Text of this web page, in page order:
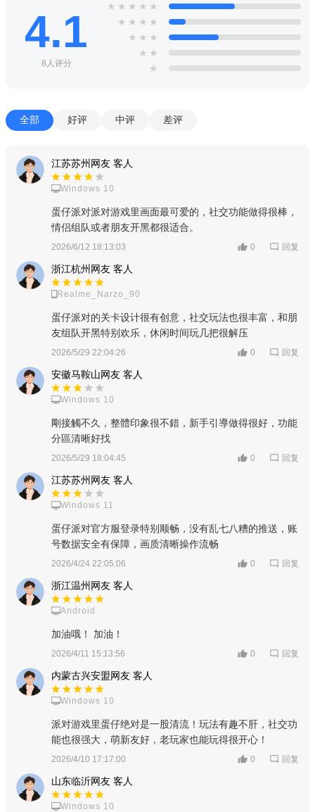
4.1
8人评分
★ ★ ★ ★ ★
★ ★ ★ ★
★ ★ ★
★ ★
★
全部 好评 中评 差评
江苏苏州网友 客人
Windows 10
蛋仔派对派对游戏里画面最可爱的，社交功能做得很棒，
情侣组队或者朋友开黑都很适合。
2026/6/12 18:13:03 0 回复
浙江杭州网友 客人
Realme_Narzo_90
蛋仔派对的关卡设计很有创意，社交玩法也很丰富，和朋
友组队开黑特别欢乐，休闲时间玩几把很解压
2026/5/29 22:04:26 0 回复
安徽马鞍山网友 客人
Windows 10
剛接觸不久，整體印象很不錯，新手引導做得很好，功能
分區清晰好找
2026/5/29 18:04:45 0 回复
江苏苏州网友 客人
Windows 11
蛋仔派对官方服登录特别顺畅，没有乱七八糟的推送，账
号数据安全有保障，画质清晰操作流畅
2026/4/24 22:05:06 0 回复
浙江温州网友 客人
Android
加油哦！ 加油！
2026/4/11 15:13:56 0 回复
内蒙古兴安盟网友 客人
Windows 10
派对游戏里蛋仔绝对是一股清流！玩法有趣不肝，社交功
能也很强大，萌新友好，老玩家也能玩得很开心！
2026/4/10 17:17:00 0 回复
山东临沂网友 客人
Windows 10